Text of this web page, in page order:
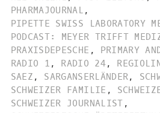
PHARMAJOURNAL ,
PIPETTE SWISS LABORATORY
PODCAST: MEYER TRIFFT
PRAXISDEPESCHE , PRIMARY
RADIO 1 , RADIO 24,
SAEZ , SARGANSERLÄNDER,
SCHWEIZER FAMILIE ,
SCHWEIZER JOURNALIST ,